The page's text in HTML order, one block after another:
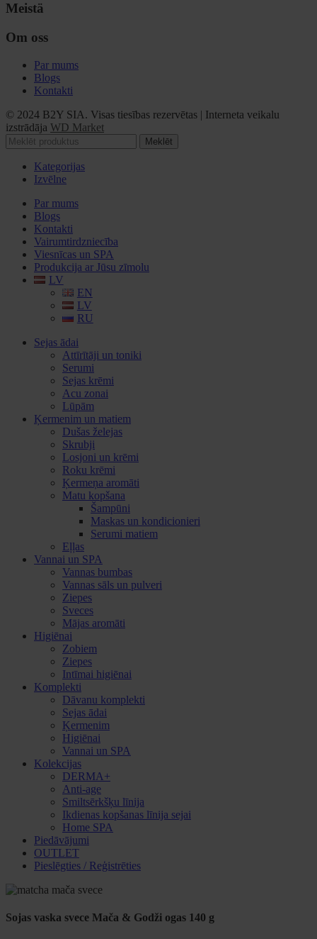
Meistä
Om oss
Par mums
Blogs
Kontakti
© 2024 B2Y SIA. Visas tiesības rezervētas | Interneta veikalu
izstrādāja WD Market
Meklēt
Kategorijas
Izvēlne
Par mums
Blogs
Kontakti
Vairumtirdzniecība
Viesnīcas un SPA
Produkcija ar Jūsu zīmolu
LV
EN
LV
RU
Sejas ādai
Attīrītāji un toniki
Serumi
Sejas krēmi
Acu zonai
Lūpām
Ķermenim un matiem
Dušas želejas
Skrubji
Losjoni un krēmi
Roku krēmi
Ķermeņa aromāti
Matu kopšana
Šampūni
Maskas un kondicionieri
Serumi matiem
Eļļas
Vannai un SPA
Vannas bumbas
Vannas sāls un pulveri
Ziepes
Sveces
Mājas aromāti
Higiēnai
Zobiem
Ziepes
Intīmai higiēnai
Komplekti
Dāvanu komplekti
Sejas ādai
Ķermenim
Higiēnai
Vannai un SPA
Kolekcijas
DERMA+
Anti-age
Smiltsērkšķu līnija
Ikdienas kopšanas līnija sejai
Home SPA
Piedāvājumi
OUTLET
Pieslēgties / Reģistrēties
Sojas vaska svece Mača & Godži ogas 140 g